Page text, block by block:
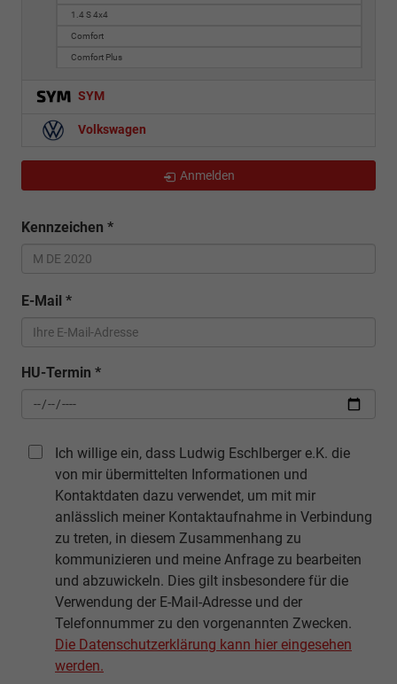
1.4 S 4x4
Comfort
Comfort Plus
SYM
Volkswagen
Anmelden
Kennzeichen *
E-Mail *
HU-Termin *
Ich willige ein, dass Ludwig Eschlberger e.K. die
von mir übermittelten Informationen und
Kontaktdaten dazu verwendet, um mit mir
anlässlich meiner Kontaktaufnahme in Verbindung
zu treten, in diesem Zusammenhang zu
kommunizieren und meine Anfrage zu bearbeiten
und abzuwickeln. Dies gilt insbesondere für die
Verwendung der E-Mail-Adresse und der
Telefonnummer zu den vorgenannten Zwecken.
Die Datenschutzerklärung kann hier eingesehen
werden.